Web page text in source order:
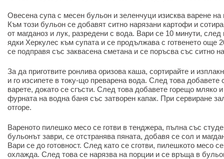
Овесена супа с месен бульон и зеленчуци изисква варене
Към този бульон се добавят ситно нарязани картофи и
от магданоз и лук, разредени с вода. Вари се 10 минути, след
ядки Херкулес към супата и се продължава с готвенето още
се подправя със заквасена сметана и се поръсва със ситно
За да приготвите ронлива оризова каша, сортирайте и
и го изсипете в току-що преварена вода. След това добавете
варете, докато се сгъсти. След това добавете горещо мляко
фурната на водна баня със затворен капак. При сервиране
отгоре.
Вареното пилешко месо се готви в тенджера, пълна със
бульонът заври, се отстранява пяната, добавя се сол и
Вари се до готовност. След като се сготви, пилешкото месо
охлажда. След това се нарязва на порции и се връща в